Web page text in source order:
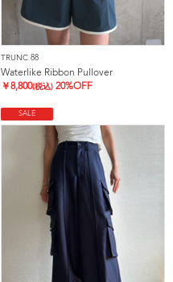
TRUNC 88
Waterlike Ribbon Pullover
￥8,800(税込) 20%OFF
SALE